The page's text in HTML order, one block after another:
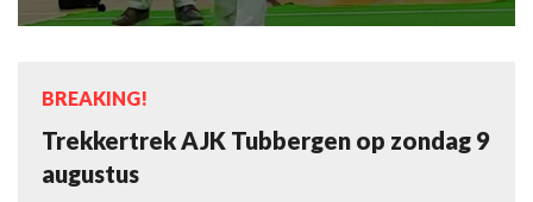
BREAKING!
Trekkertrek AJK Tubbergen op zondag 9
augustus